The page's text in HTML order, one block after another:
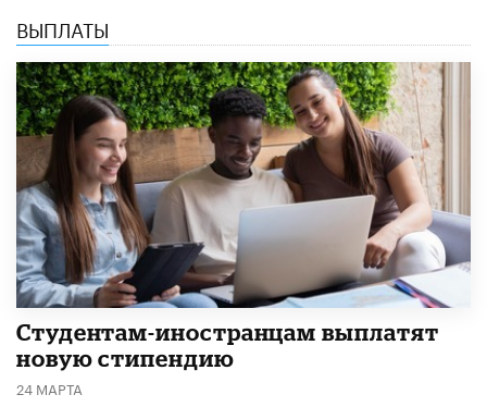
ВЫПЛАТЫ
Студентам-иностранцам выплатят
новую стипендию
24 МАРТА